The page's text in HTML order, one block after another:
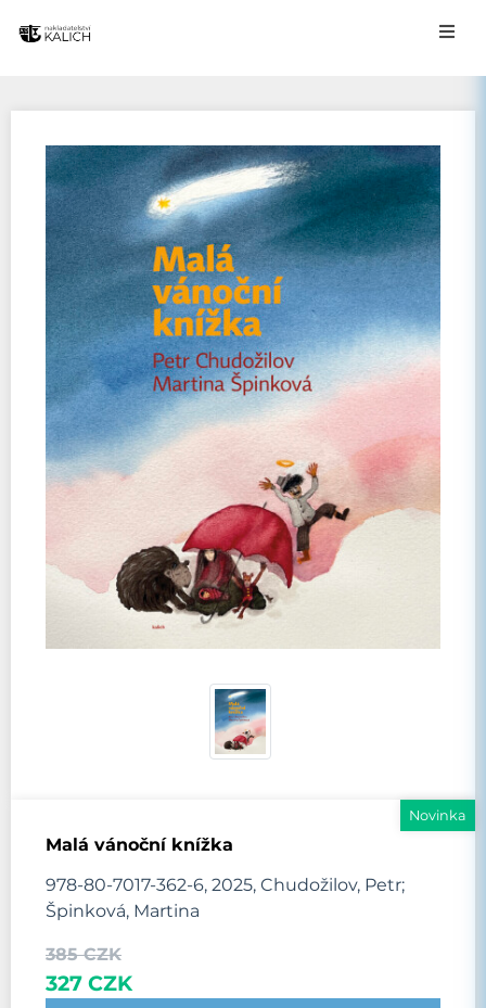
Novinka
Malá vánoční knížka
978-80-7017-362-6, 2025, Chudožilov, Petr;
Špinková, Martina
385 CZK
327 CZK